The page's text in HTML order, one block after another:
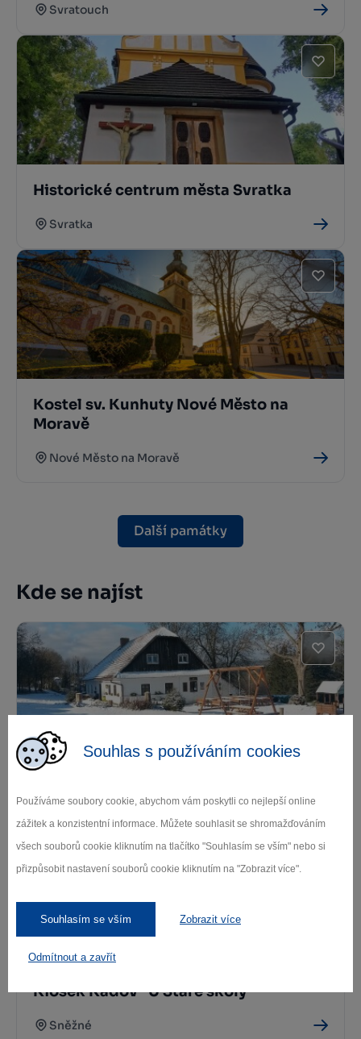
Souhlas s používáním cookies
Používáme soubory cookie, abychom vám poskytli co nejlepší online
zážitek a konzistentní informace. Můžete souhlasit se shromažďováním
všech souborů cookie kliknutím na tlačítko "Souhlasím se vším" nebo si
přizpůsobit nastavení souborů cookie kliknutím na "Zobrazit více".
Souhlasím se vším Zobrazit více
Odmítnout a zavřít
Svratouch
Historické centrum města Svratka
Svratka
Kostel sv. Kunhuty Nové Město na
Moravě
Nové Město na Moravě
Další památky
Kde se najíst
Kiosek Kadov "U Staré školy"
Sněžné